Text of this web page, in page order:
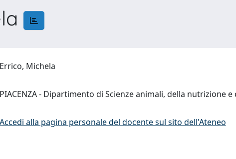
Errico, Michela
PIACENZA - Dipartimento di Scienze animali, della nutrizione
Accedi alla pagina personale del docente sul sito dell'Ateneo